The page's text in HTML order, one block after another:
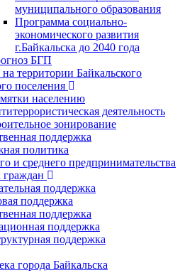
муниципального образования
Программа социально-
экономического развития
г.Байкальска до 2040 года
БГП
территории Байкальского
поселения
населению
деятельность
зонирование
поддержка
политика
и среднего предпринимательства
граждан
поддержка
поддержка
поддержка
поддержка
поддержка
города Байкальска